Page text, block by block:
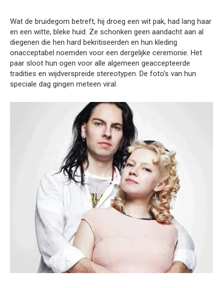
Wat de bruidegom betreft, hij droeg een wit pak, had lang haar
en een witte, bleke huid. Ze schonken geen aandacht aan al
diegenen die hen hard bekritiseerden en hun kleding
onacceptabel noemden voor een dergelijke ceremonie. Het
paar sloot hun ogen voor alle algemeen geaccepteerde
tradities en wijdverspreide stereotypen. De foto’s van hun
speciale dag gingen meteen viral.